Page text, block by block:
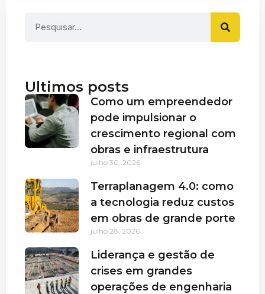
Ultimos posts
Como um empreendedor
pode impulsionar o
crescimento regional com
obras e infraestrutura
julho 30, 2026
Terraplanagem 4.0: como
a tecnologia reduz custos
em obras de grande porte
julho 28, 2026
Liderança e gestão de
crises em grandes
operações de engenharia